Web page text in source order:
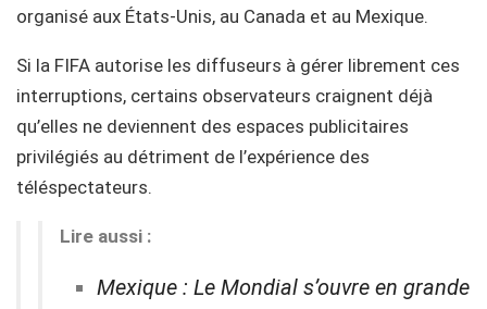
organisé aux États-Unis, au Canada et au Mexique.
Si la FIFA autorise les diffuseurs à gérer librement ces
interruptions, certains observateurs craignent déjà
qu’elles ne deviennent des espaces publicitaires
privilégiés au détriment de l’expérience des
téléspectateurs.
Lire aussi :
Mexique : Le Mondial s’ouvre en grande